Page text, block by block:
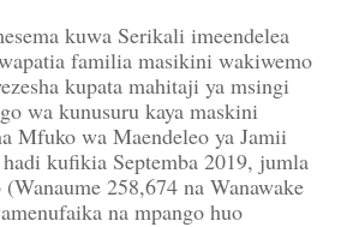
kuwa Serikali imeendelea
familia masikini wakiwemo
kupata mahitaji ya msingi
wa kunusuru kaya maskini
Mfuko wa Maendeleo ya Jamii
kufikia Septemba 2019, jumla
258,674 na Wanawake
na mpango huo